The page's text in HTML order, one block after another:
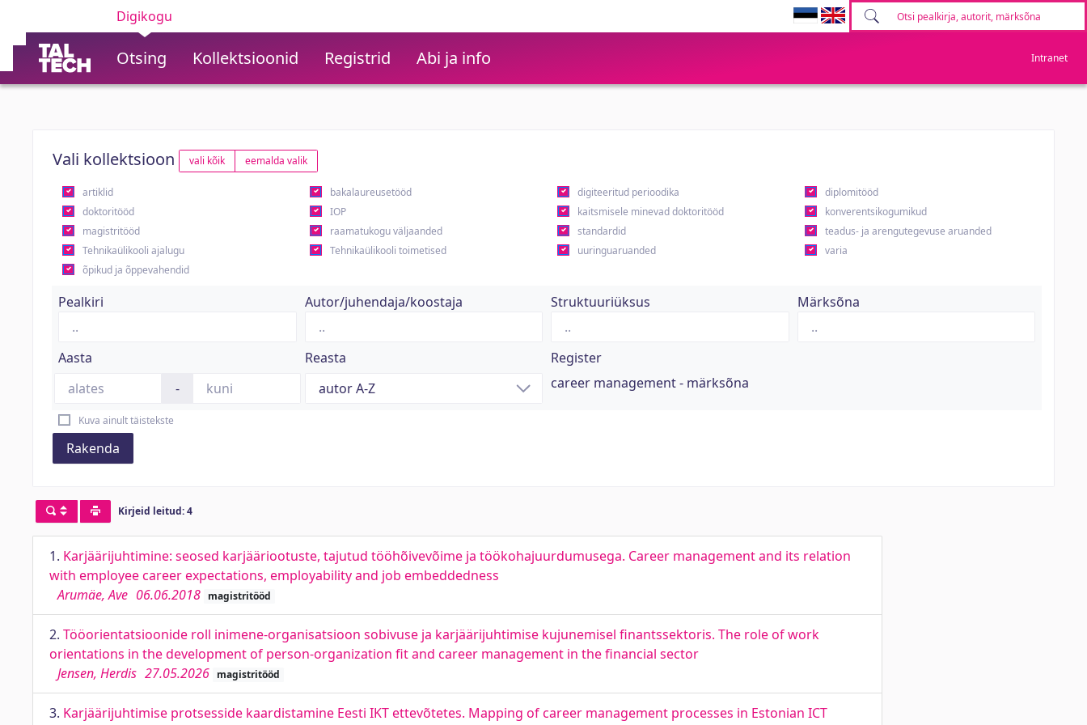
Digikogu
Otsing Kollektsioonid Registrid Abi ja info Intranet
Vali kollektsioon vali kõik eemalda valik
artiklid bakalaureusetööd digiteeritud perioodika
diplomitööd
doktoritööd
IOP kaitsmisele minevad doktoritööd
konverentsikogumikud
magistritööd
raamatukogu väljaanded standardid
teadus- ja arengutegevuse aruanded
Tehnikaülikooli ajalugu
Tehnikaülikooli toimetised uuringuaruanded
varia
õpikud ja õppevahendid
Pealkiri Autor/juhendaja/koostaja Struktuuriüksus Märksõna
Aasta
-
Reasta
Register
career management - märksõna
Kuva ainult täistekste
Rakenda
Kirjeid leitud: 4
1. Karjäärijuhtimine: seosed karjääriootuste, tajutud tööhõivevõime ja töökohajuurdumusega. Career management and its relation
with employee career expectations, employability and job embeddedness
Arumäe, Ave 06.06.2018 magistritööd
2. Tööorientatsioonide roll inimene-organisatsioon sobivuse ja karjäärijuhtimise kujunemisel finantssektoris. The role of work
orientations in the development of person-organization fit and career management in the financial sector
Jensen, Herdis 27.05.2026 magistritööd
3. Karjäärijuhtimise protsesside kaardistamine Eesti IKT ettevõtetes. Mapping of career management processes in Estonian ICT